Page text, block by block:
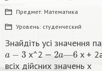
Предмет: Математика
Уровень: студенческий
Знайдіть усі значення
a−3 x^2 — 2a—6 x +
всіх дійсних значень x